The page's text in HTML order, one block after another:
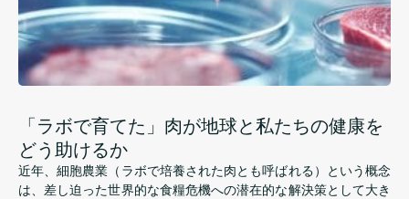
「ラボで育てた」肉が地球と私たちの健康を
どう助けるか
近年、細胞農業（ラボで培養された肉とも呼ばれる）という概念
は、差し迫った世界的な食糧危機への潜在的な解決策として大き